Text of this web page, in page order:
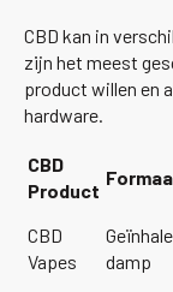
CBD kan in
zijn het meest
product willen en
hardware.
CBD
Product
CBD
Vapes
damp